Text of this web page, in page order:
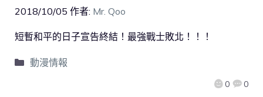
2018/10/05 作者: Mr. Qoo
0 0
短暫和平的日子宣告終結！最強戰士敗北！！！
動漫情報